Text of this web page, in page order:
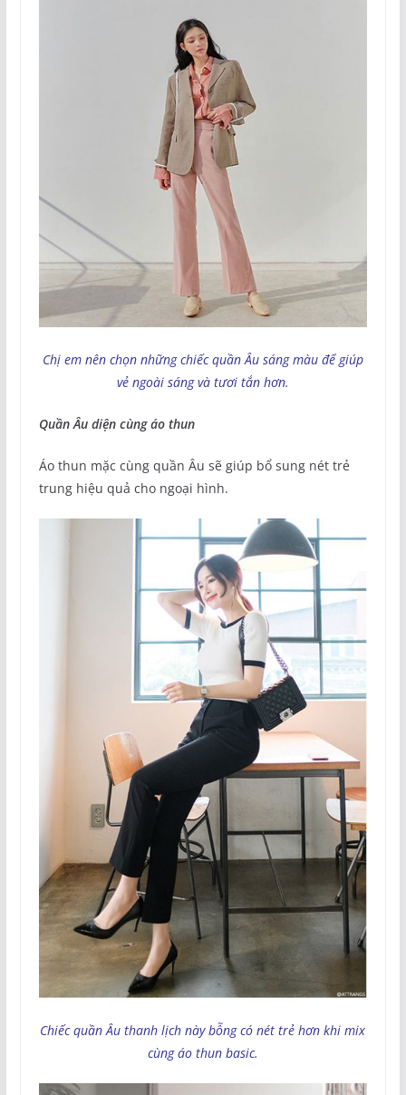
Chị em nên chọn những chiếc quần Âu sáng màu để giúp
vẻ ngoài sáng và tươi tắn hơn.
Quần Âu diện cùng áo thun
Áo thun mặc cùng quần Âu sẽ giúp bổ sung nét trẻ
trung hiệu quả cho ngoại hình.
Chiếc quần Âu thanh lịch này bỗng có nét trẻ hơn khi mix
cùng áo thun basic.